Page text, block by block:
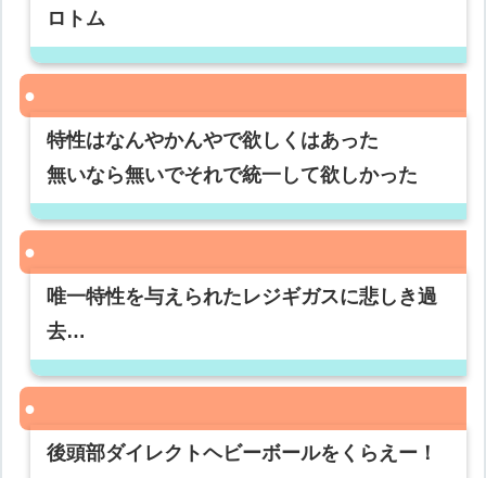
ロトム
特性はなんやかんやで欲しくはあった
無いなら無いでそれで統一して欲しかった
唯一特性を与えられたレジギガスに悲しき過
去…
後頭部ダイレクトヘビーボールをくらえー！